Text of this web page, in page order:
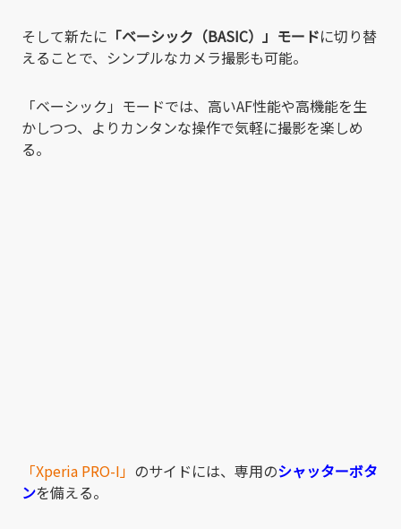
そして新たに 「ベーシック（BASIC）」モードに切り替
えることで、シンプルなカメラ撮影も可能。
「ベーシック」モードでは、高いAF性能や高機能を生
かしつつ、よりカンタンな操作で気軽に撮影を楽しめ
る。
「Xperia PRO-I」 のサイドには、専用のシャッターボタ
ンを備える。